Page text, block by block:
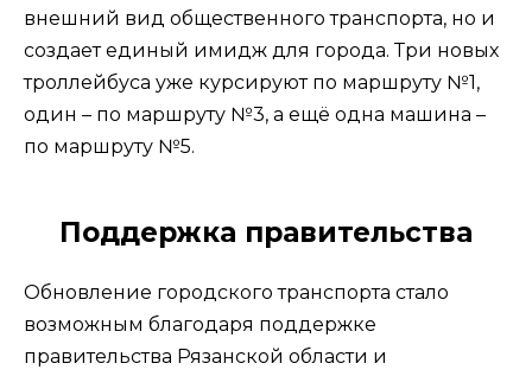
внешний вид общественного транспорта, но и
создает единый имидж для города. Три новых
троллейбуса уже курсируют по маршруту №1,
один – по маршруту №3, а ещё одна машина –
по маршруту №5.
Поддержка правительства
Обновление городского транспорта стало
возможным благодаря поддержке
правительства Рязанской области и